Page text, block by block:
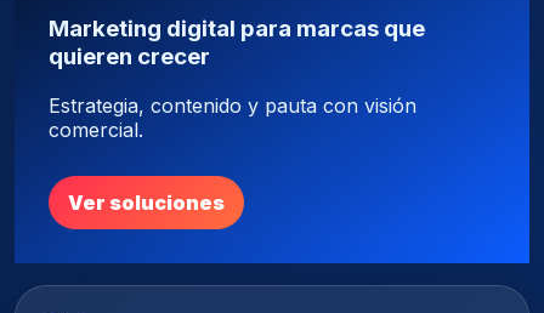
Marketing digital para marcas que
quieren crecer
Estrategia, contenido y pauta con visión
comercial.
Ver soluciones